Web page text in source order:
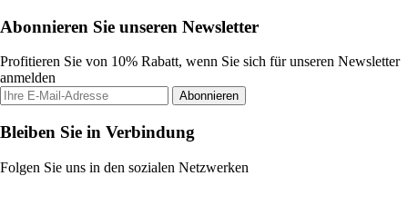
Abonnieren Sie unseren Newsletter
Profitieren Sie von 10% Rabatt, wenn Sie sich für unseren Newsletter
anmelden
Abonnieren
Bleiben Sie in Verbindung
Folgen Sie uns in den sozialen Netzwerken